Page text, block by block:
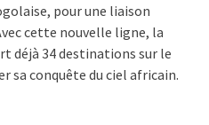
pour une liaison
cette nouvelle ligne, la
déjà 34 destinations sur le
conquête du ciel africain.